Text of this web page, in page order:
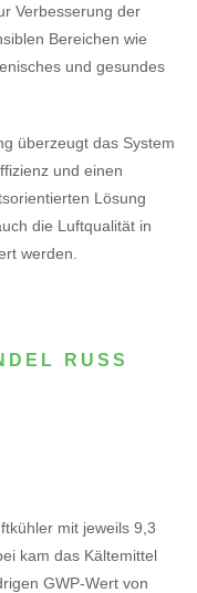
Verbesserung der
Bereichen wie
und gesundes
überzeugt das System
und einen
Lösung
die Luftqualität in
werden.
RUSS
mit jeweils 9,3
kam das Kältemittel
GWP-Wert von